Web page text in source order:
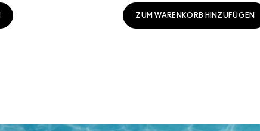
ZUM WARENKORB HINZUFÜGEN